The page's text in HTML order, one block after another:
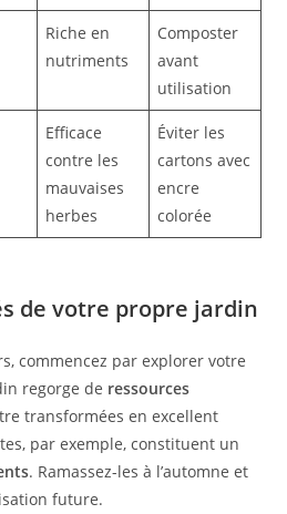
Riche en
nutriments
Composter
avant
utilisation
Efficace
contre les
mauvaises
herbes
Éviter les
cartons avec
encre
colorée
de votre propre jardin
commencez par explorer votre
regorge de ressources
transformées en excellent
par exemple, constituent un
. Ramassez-les à l’automne et
future.